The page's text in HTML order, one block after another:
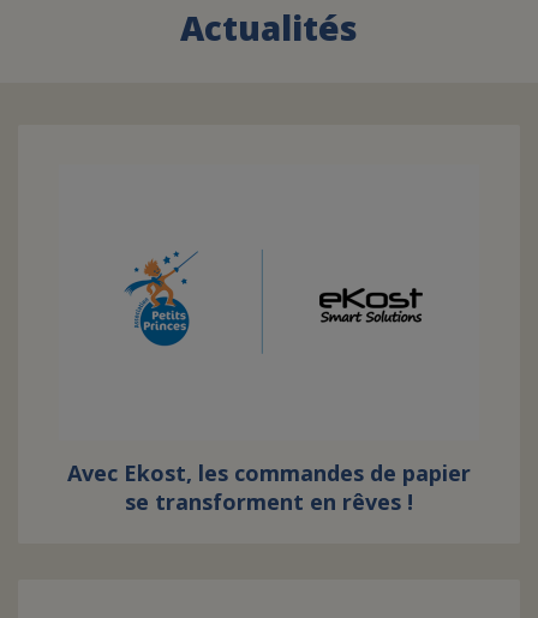
JE DEVIENS
BÉNÉVOLE
DEVENIR
UN PETIT PRINCE
Actualités
Avec Ekost, les commandes de papier
se transforment en rêves !